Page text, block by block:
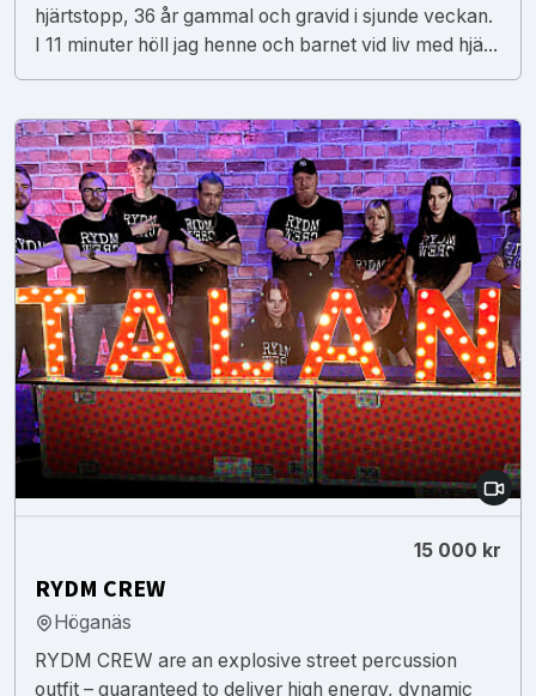
hjärtstopp, 36 år gammal och gravid i sjunde veckan.
I 11 minuter höll jag henne och barnet vid liv med hjä...
15 000 kr
RYDM CREW
Höganäs
RYDM CREW are an explosive street percussion
outfit – guaranteed to deliver high energy, dynamic